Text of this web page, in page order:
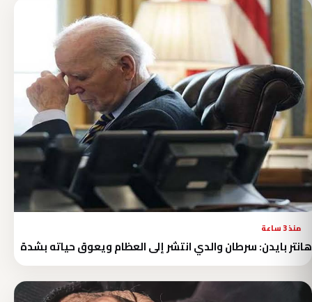
منذ 3 ساعة
هانتر بايدن: سرطان والدي انتشر إلى العظام ويعوق حياته بشدة